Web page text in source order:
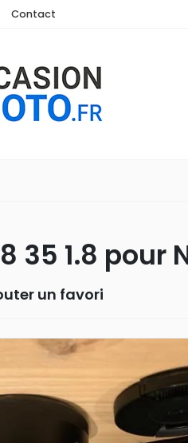
Contact
35 1.8 pour
un favori